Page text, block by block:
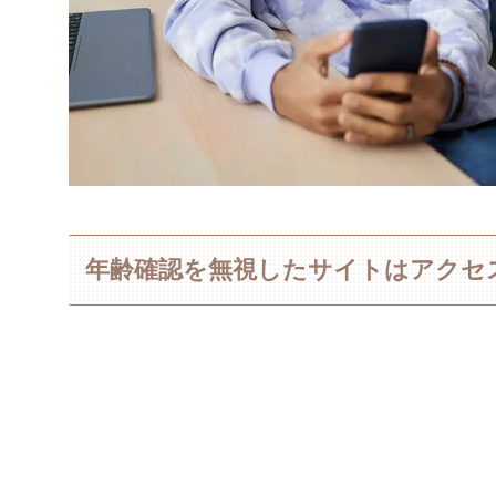
年齢確認を無視したサイトはアクセ